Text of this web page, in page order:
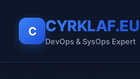
C CYRKLAF.EU
DevOps & SysOps Expert